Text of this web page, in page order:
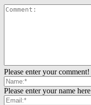
Please enter your comment!
Please enter your name here